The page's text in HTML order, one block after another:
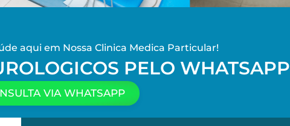
aqui em Nossa Clinica Medica Particular!
PELO WHATSAPP
VIA WHATSAPP